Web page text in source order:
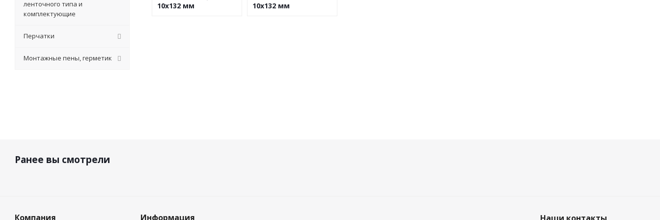
10х132 мм
10х132 мм
ленточного типа и
комплектующие
Перчатки
Монтажные пены, герметик
Ранее вы смотрели
Компания Информация